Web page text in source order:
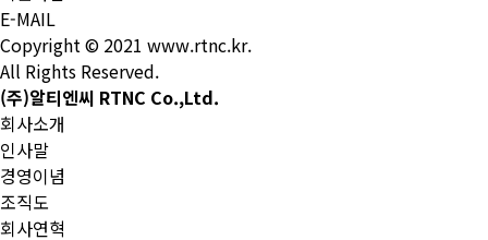
E-MAIL
Copyright © 2021 www.rtnc.kr.
All Rights Reserved.
(주)알티엔씨 RTNC Co.,Ltd.
회사소개
인사말
경영이념
조직도
회사연혁